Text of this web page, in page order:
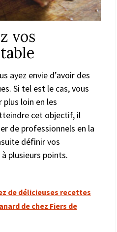
vos
ayez envie d’avoir des
Si tel est le cas, vous
plus loin en les
cet objectif, il
de professionnels en la
définir vos
plusieurs points.
de délicieuses recettes
de chez Fiers de